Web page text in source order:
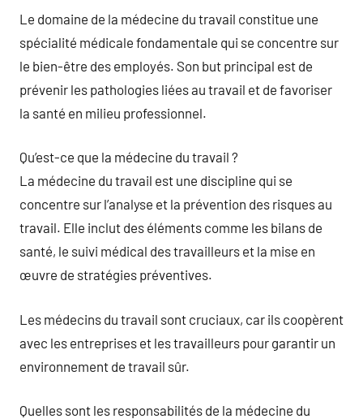
Le domaine de la médecine du travail constitue une
spécialité médicale fondamentale qui se concentre sur
le bien-être des employés. Son but principal est de
prévenir les pathologies liées au travail et de favoriser
la santé en milieu professionnel.
Qu’est-ce que la médecine du travail ?
La médecine du travail est une discipline qui se
concentre sur l’analyse et la prévention des risques au
travail. Elle inclut des éléments comme les bilans de
santé, le suivi médical des travailleurs et la mise en
œuvre de stratégies préventives.
Les médecins du travail sont cruciaux, car ils coopèrent
avec les entreprises et les travailleurs pour garantir un
environnement de travail sûr.
Quelles sont les responsabilités de la médecine du